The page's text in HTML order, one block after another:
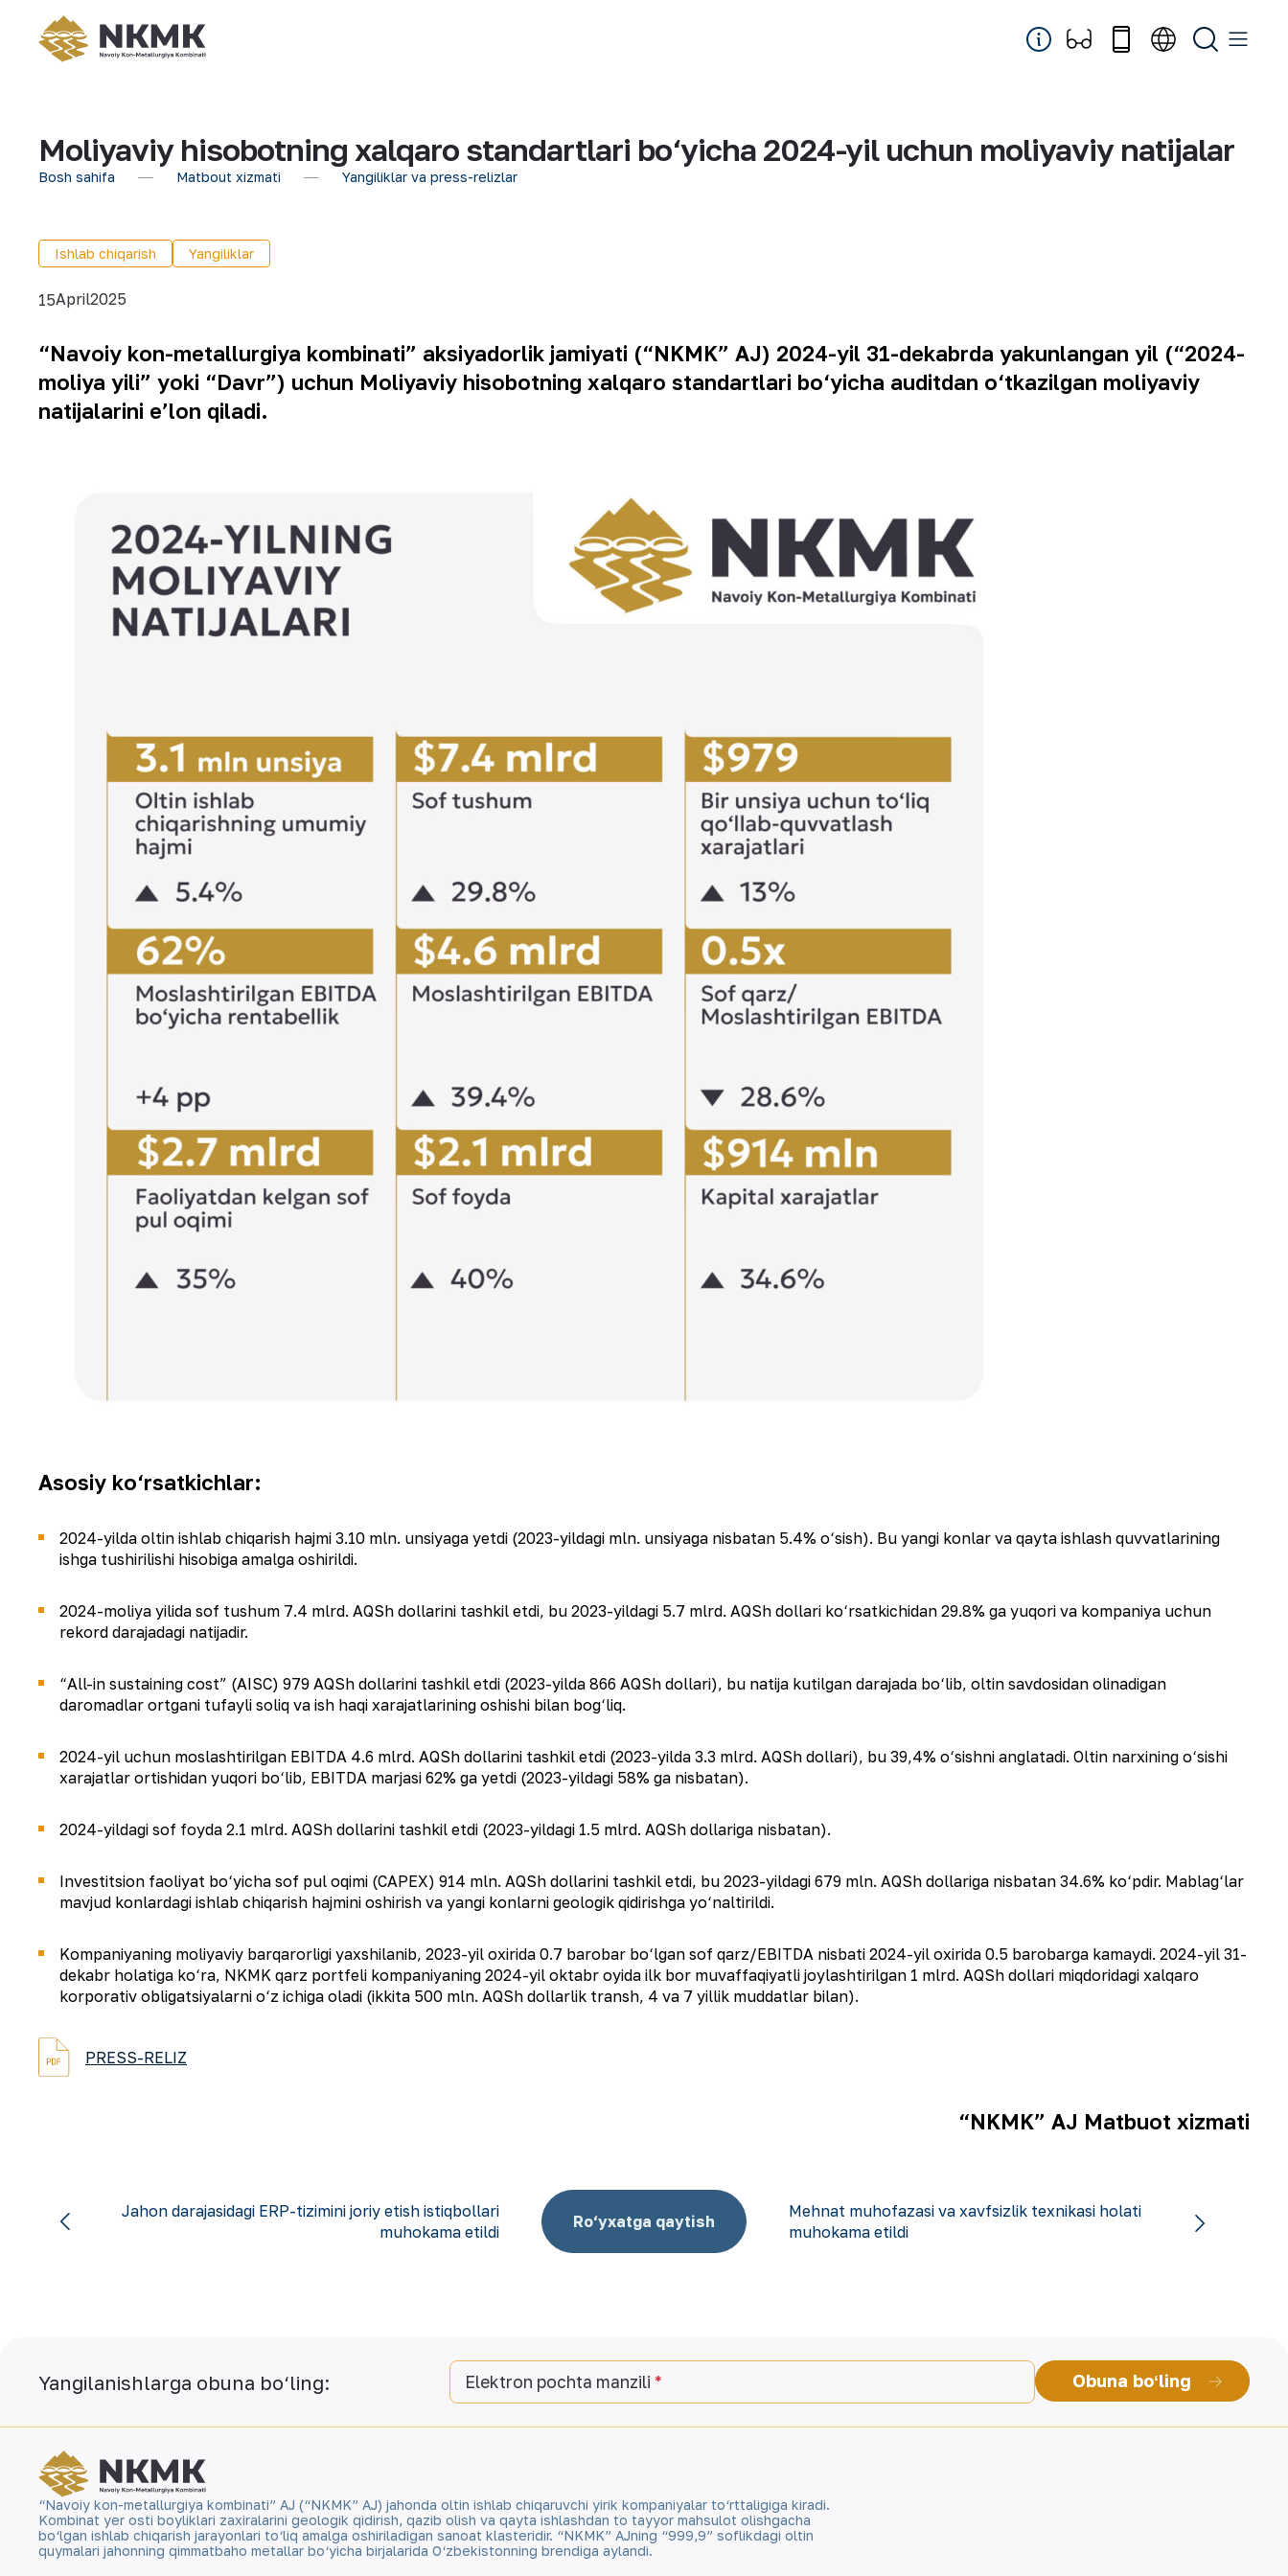
Moliyaviy hisobotning xalqaro standartlari bo‘yicha 2024-yil uchun moliyaviy natijalar
Bosh sahifa Matbout xizmati Yangiliklar va press-relizlar
Ishlab chiqarish Yangiliklar
15April2025
“Navoiy kon-metallurgiya kombinati” aksiyadorlik jamiyati (“NKMK” AJ) 2024-yil 31-dekabrda yakunlangan yil (“2024-
moliya yili” yoki “Davr”) uchun Moliyaviy hisobotning xalqaro standartlari bo‘yicha auditdan o‘tkazilgan moliyaviy
natijalarini e’lon qiladi.
Asosiy ko‘rsatkichlar:
2024-yilda oltin ishlab chiqarish hajmi 3.10 mln. unsiyaga yetdi (2023-yildagi mln. unsiyaga nisbatan 5.4% o‘sish). Bu yangi konlar va qayta ishlash quvvatlarining
ishga tushirilishi hisobiga amalga oshirildi.
2024-moliya yilida sof tushum 7.4 mlrd. AQSh dollarini tashkil etdi, bu 2023-yildagi 5.7 mlrd. AQSh dollari ko‘rsatkichidan 29.8% ga yuqori va kompaniya uchun
rekord darajadagi natijadir.
“All-in sustaining cost” (AISC) 979 AQSh dollarini tashkil etdi (2023-yilda 866 AQSh dollari), bu natija kutilgan darajada bo‘lib, oltin savdosidan olinadigan
daromadlar ortgani tufayli soliq va ish haqi xarajatlarining oshishi bilan bog‘liq.
2024-yil uchun moslashtirilgan EBITDA 4.6 mlrd. AQSh dollarini tashkil etdi (2023-yilda 3.3 mlrd. AQSh dollari), bu 39,4% o‘sishni anglatadi. Oltin narxining o‘sishi
xarajatlar ortishidan yuqori bo‘lib, EBITDA marjasi 62% ga yetdi (2023-yildagi 58% ga nisbatan).
2024-yildagi sof foyda 2.1 mlrd. AQSh dollarini tashkil etdi (2023-yildagi 1.5 mlrd. AQSh dollariga nisbatan).
Investitsion faoliyat bo‘yicha sof pul oqimi (CAPEX) 914 mln. AQSh dollarini tashkil etdi, bu 2023-yildagi 679 mln. AQSh dollariga nisbatan 34.6% ko‘pdir. Mablag‘lar
mavjud konlardagi ishlab chiqarish hajmini oshirish va yangi konlarni geologik qidirishga yo‘naltirildi.
Kompaniyaning moliyaviy barqarorligi yaxshilanib, 2023-yil oxirida 0.7 barobar bo‘lgan sof qarz/EBITDA nisbati 2024-yil oxirida 0.5 barobarga kamaydi. 2024-yil 31-
dekabr holatiga ko‘ra, NKMK qarz portfeli kompaniyaning 2024-yil oktabr oyida ilk bor muvaffaqiyatli joylashtirilgan 1 mlrd. AQSh dollari miqdoridagi xalqaro
korporativ obligatsiyalarni o‘z ichiga oladi (ikkita 500 mln. AQSh dollarlik transh, 4 va 7 yillik muddatlar bilan).
PRESS-RELIZ
“NKMK” AJ Matbuot xizmati
Jahon darajasidagi ERP-tizimini joriy etish istiqbollari
muhokama etildi
Ro‘yxatga qaytish
Mehnat muhofazasi va xavfsizlik texnikasi holati
muhokama etildi
Yangilanishlarga obuna bo‘ling: Elektron pochta manzili Obuna boʻling
“Navoiy kon-metallurgiya kombinati” AJ (“NKMK” AJ) jahonda oltin ishlab chiqaruvchi yirik kompaniyalar to‘rttaligiga kiradi.
Kombinat yer osti boyliklari zaxiralarini geologik qidirish, qazib olish va qayta ishlashdan to tayyor mahsulot olishgacha
bo‘lgan ishlab chiqarish jarayonlari to‘liq amalga oshiriladigan sanoat klasteridir. “NKMK” AJning “999,9” soflikdagi oltin
quymalari jahonning qimmatbaho metallar bo‘yicha birjalarida O‘zbekistonning brendiga aylandi.